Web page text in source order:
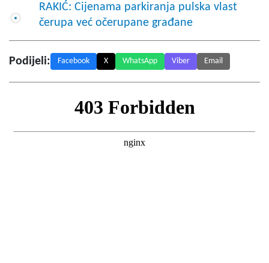
RAKIĆ: Cijenama parkiranja pulska vlast
čerupa već očerupane građane
Podijeli: Facebook X WhatsApp Viber Email